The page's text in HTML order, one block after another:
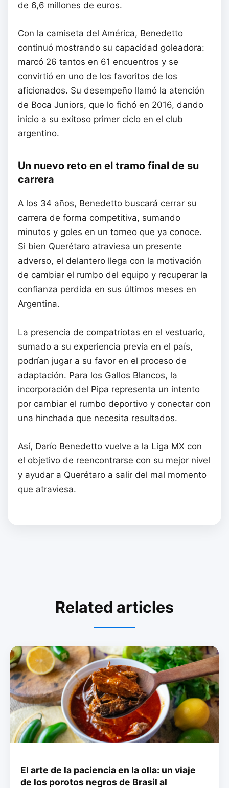
de 6,6 millones de euros.
Con la camiseta del América, Benedetto
continuó mostrando su capacidad goleadora:
marcó 26 tantos en 61 encuentros y se
convirtió en uno de los favoritos de los
aficionados. Su desempeño llamó la atención
de Boca Juniors, que lo fichó en 2016, dando
inicio a su exitoso primer ciclo en el club
argentino.
Un nuevo reto en el tramo final de su
carrera
A los 34 años, Benedetto buscará cerrar su
carrera de forma competitiva, sumando
minutos y goles en un torneo que ya conoce.
Si bien Querétaro atraviesa un presente
adverso, el delantero llega con la motivación
de cambiar el rumbo del equipo y recuperar la
confianza perdida en sus últimos meses en
Argentina.
La presencia de compatriotas en el vestuario,
sumado a su experiencia previa en el país,
podrían jugar a su favor en el proceso de
adaptación. Para los Gallos Blancos, la
incorporación del Pipa representa un intento
por cambiar el rumbo deportivo y conectar con
una hinchada que necesita resultados.
Así, Darío Benedetto vuelve a la Liga MX con
el objetivo de reencontrarse con su mejor nivel
y ayudar a Querétaro a salir del mal momento
que atraviesa.
Related articles
El arte de la paciencia en la olla: un viaje
de los porotos negros de Brasil al